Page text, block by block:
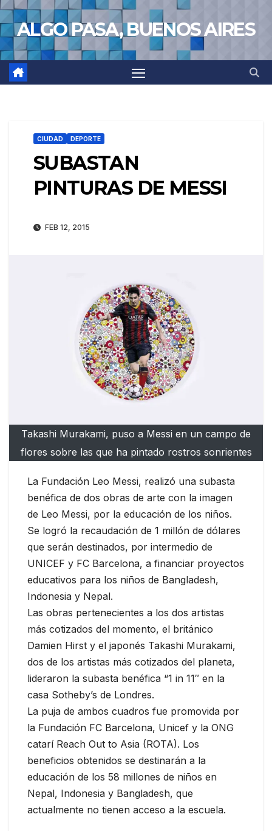
Saltar
al
contenido
ALGO PASA, BUENOS AIRES
CIUDAD DEPORTE
SUBASTAN
PINTURAS DE MESSI
FEB 12, 2015
Takashi Murakami, puso a Messi en un campo de
flores sobre las que ha pintado rostros sonrientes
La Fundación Leo Messi, realizó una subasta
benéfica de dos obras de arte con la imagen
de Leo Messi, por la educación de los niños.
Se logró la recaudación de 1 millón de dólares
que serán destinados, por intermedio de
UNICEF y FC Barcelona, a financiar proyectos
educativos para los niños de Bangladesh,
Indonesia y Nepal.
Las obras pertenecientes a los dos artistas
más cotizados del momento, el británico
Damien Hirst y el japonés Takashi Murakami,
dos de los artistas más cotizados del planeta,
lideraron la subasta benéfica “1 in 11″ en la
casa Sotheby’s de Londres.
La puja de ambos cuadros fue promovida por
la Fundación FC Barcelona, Unicef y la ONG
catarí Reach Out to Asia (ROTA). Los
beneficios obtenidos se destinarán a la
educación de los 58 millones de niños en
Nepal, Indonesia y Bangladesh, que
actualmente no tienen acceso a la escuela.